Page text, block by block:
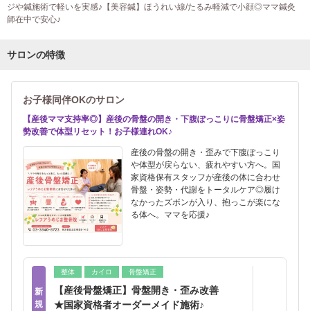
ジや鍼施術で軽いを実感♪【美容鍼】ほうれい線/たるみ軽減で小顔◎ママ鍼灸
師在中で安心♪
サロンの特徴
お子様同伴OKのサロン
【産後ママ支持率◎】産後の骨盤の開き・下腹ぽっこりに骨盤矯正×姿
勢改善で体型リセット！お子様連れOK♪
産後の骨盤の開き・歪みで下腹ぽっこり
や体型が戻らない、疲れやすい方へ。国
家資格保有スタッフが産後の体に合わせ
骨盤・姿勢・代謝をトータルケア◎履け
なかったズボンが入り、抱っこが楽にな
る体へ。ママを応援♪
新
規
整体 カイロ 骨盤矯正
【産後骨盤矯正】骨盤開き・歪み改善
★国家資格者オーダーメイド施術♪